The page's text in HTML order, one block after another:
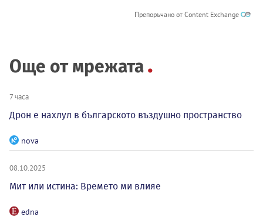
Препоръчано от Content Exchange
Още от мрежата
7 часа
Дрон е нахлул в българското въздушно пространство
nova
08.10.2025
Мит или истина: Времето ми влияе
edna